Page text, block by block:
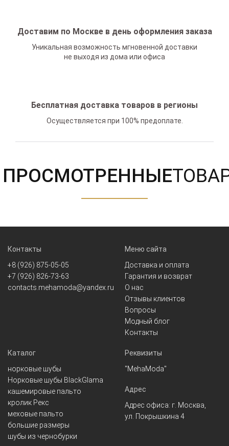
Доставим по Москве в день оформления заказа
Уникальная возможность мгновенной доставки
не выходя из дома или офиса
Бесплатная доставка товаров в регионы
Осуществляется при 100% предоплате.
ПРОСМОТРЕННЫЕ
Контакты
+8 (926) 875-05-05
+7 (926) 826-73-63
contacts.mehamoda@yandex.ru
Меню сайта
Доставка и оплата
Гарантия и возврат
О нас
Отзывы клиентов
Вопросы
Модный блог
Контакты
Каталог
норковые шубы
Норковые шубы BlackGlama
кашемировые пальто
кролик Рекс
меховые пальто
большие размеры
шубы из чернобурки
Реквизиты
"MehaModa"
Адрес
Адрес офиса: г. Москва,
ул. Покрышкина 4